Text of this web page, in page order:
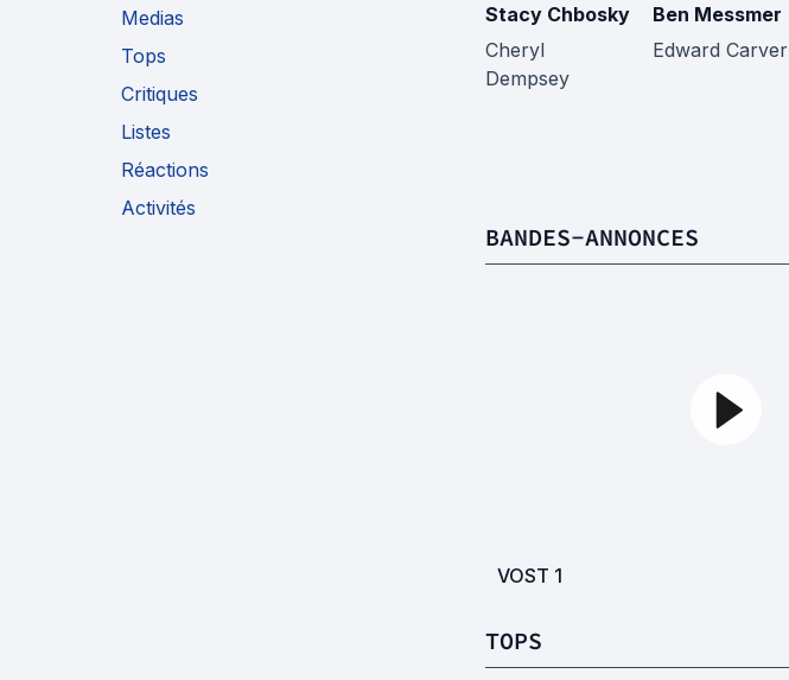
Medias
Tops
Critiques
Listes
Réactions
Activités
Stacy Chbosky
Cheryl
Dempsey
Ben Messmer
Edward Carver
BANDES-ANNONCES
VOST 1
TOPS